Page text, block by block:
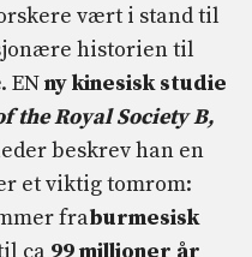
vært i stand til
historien til
ENny kinesisk studie
the Royal Society B,
beskrev han en
et viktig tomrom:
fraburmesisk
ca 99 millioner år